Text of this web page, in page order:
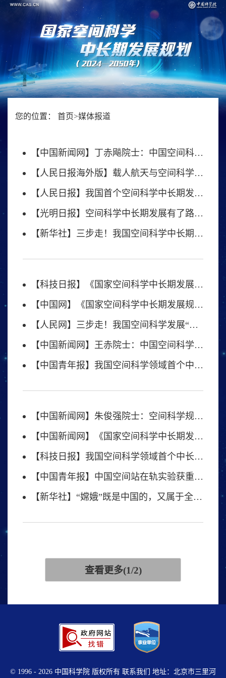
您的位置： 首页>媒体报道
【中国新闻网】丁赤飚院士：中国空间科学研究是航天强国建设必须补齐的短板
【人民日报海外版】载人航天与空间科学“双向奔赴”
【人民日报】我国首个空间科学中长期发展规划发布
【光明日报】空间科学中长期发展有了路线图
【新华社】三步走！我国空间科学中长期发展规划出炉
【科技日报】《国家空间科学中长期发展规划（2024—2050年）》发布
【中国网】《国家空间科学中长期发展规划（2024—2050年）》发布
【人民网】三步走！我国空间科学发展“路线图”发布
【中国新闻网】王赤院士：中国空间科学进入创新发展“快车道”
【中国青年报】我国空间科学领域首个中长期发展规划发布
【中国新闻网】朱俊强院士：空间科学规划将在国际上唱响空间科学的中国声音
【中国新闻网】《国家空间科学中长期发展规划（2024—2050年）》正式发布
【科技日报】我国空间科学领域首个中长期发展规划发布
【中国青年报】中国空间站在轨实验获重要研究进展
【新华社】“嫦娥”既是中国的，又属于全人类
查看更多(1/2)
© 1996 - 2026 中国科学院 版权所有 联系我们 地址：北京市三里河